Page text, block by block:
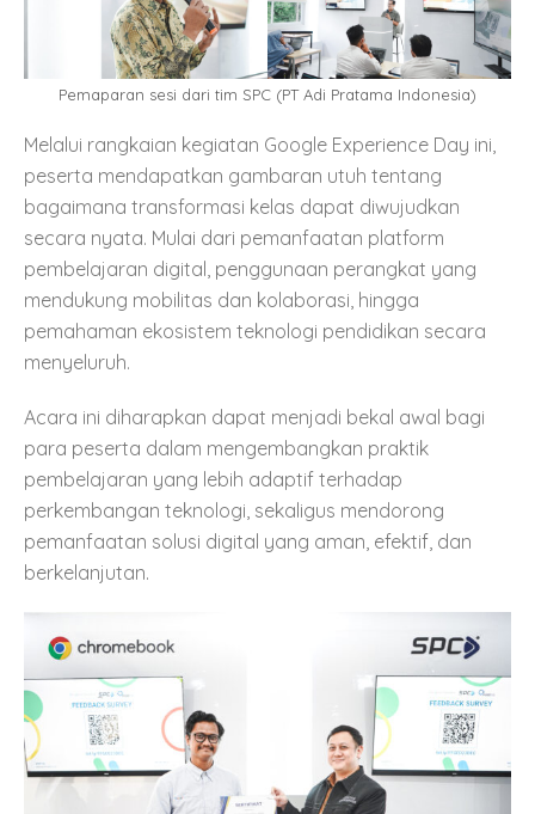
Pemaparan sesi dari tim SPC (PT Adi Pratama Indonesia)
Melalui rangkaian kegiatan Google Experience Day ini,
peserta mendapatkan gambaran utuh tentang
bagaimana transformasi kelas dapat diwujudkan
secara nyata. Mulai dari pemanfaatan platform
pembelajaran digital, penggunaan perangkat yang
mendukung mobilitas dan kolaborasi, hingga
pemahaman ekosistem teknologi pendidikan secara
menyeluruh.
Acara ini diharapkan dapat menjadi bekal awal bagi
para peserta dalam mengembangkan praktik
pembelajaran yang lebih adaptif terhadap
perkembangan teknologi, sekaligus mendorong
pemanfaatan solusi digital yang aman, efektif, dan
berkelanjutan.